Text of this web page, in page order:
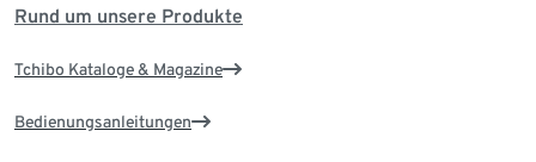
Rund um unsere Produkte
Tchibo Kataloge & Magazine
Bedienungsanleitungen